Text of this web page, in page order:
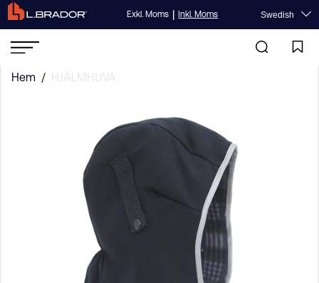
Exkl. Moms | Inkl. Moms Swedish
Hem / HJÄLMHUVA